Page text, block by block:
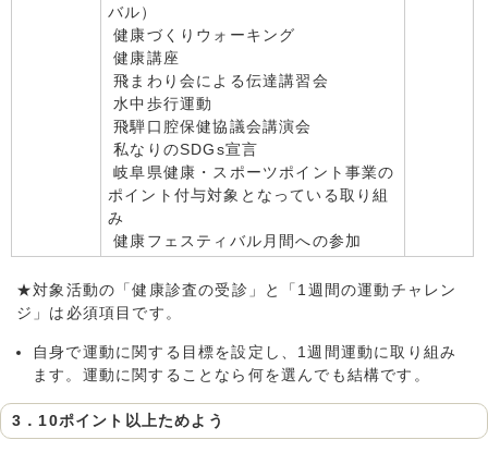
バル）
健康づくりウォーキング
健康講座
飛まわり会による伝達講習会
水中歩行運動
飛騨口腔保健協議会講演会
私なりのSDGs宣言
岐阜県健康・スポーツポイント事業の
ポイント付与対象となっている取り組
み
健康フェスティバル月間への参加
★対象活動の「健康診査の受診」と「1週間の運動チャレン
ジ」は必須項目です。
自身で運動に関する目標を設定し、1週間運動に取り組み
ます。運動に関することなら何を選んでも結構です。
3．10ポイント以上ためよう